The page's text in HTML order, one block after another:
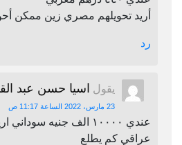
أريد تحويلهم مصري زين ممكن
رد
يقول اسيا حسن عبد
23 مارس، 2022 الساعة 11:17 ص
عندي ١٠٠٠٠ الف جنيه
عراقي كم يطلع